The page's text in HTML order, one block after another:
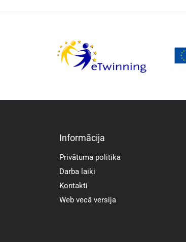
Informācija
Privātuma politika
Darba laiki
Kontakti
Web vecā versija